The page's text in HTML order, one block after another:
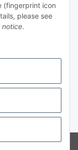
(fingerprint icon
please see
notice.